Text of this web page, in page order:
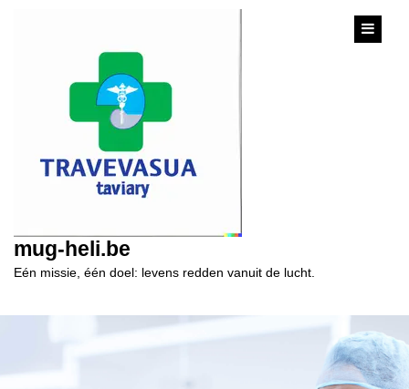
mug-heli.be
Eén missie, één doel: levens redden vanuit de lucht.